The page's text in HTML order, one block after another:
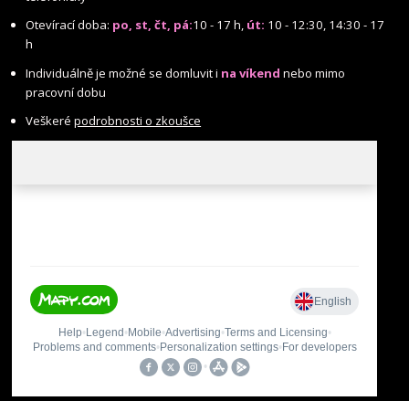
Otevírací doba: po, st, čt, pá:10 - 17 h, út: 10 - 12:30, 14:30 - 17
h
Individuálně je možné se domluvit i na víkend nebo mimo
pracovní dobu
Veškerépodrobnosti o zkoušce